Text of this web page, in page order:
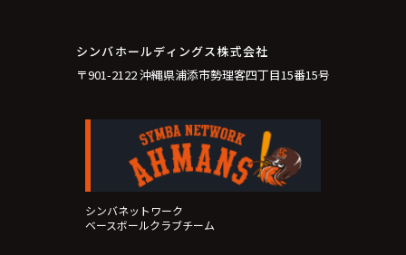
シンバホールディングス株式会社
〒901-2122 沖縄県浦添市勢理客四丁目15番15号
シンバネットワーク
ベースボールクラブチーム